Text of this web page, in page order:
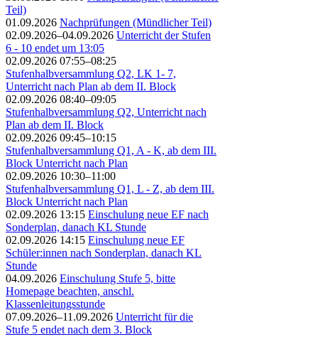
Teil)
01.09.2026 Nachprüfungen (Mündlicher Teil)
02.09.2026–04.09.2026 Unterricht der Stufen
6 - 10 endet um 13:05
02.09.2026 07:55–08:25
Stufenhalbversammlung Q2, LK 1- 7,
Unterricht nach Plan ab dem II. Block
02.09.2026 08:40–09:05
Stufenhalbversammlung Q2, Unterricht nach
Plan ab dem II. Block
02.09.2026 09:45–10:15
Stufenhalbversammlung Q1, A - K, ab dem III.
Block Unterricht nach Plan
02.09.2026 10:30–11:00
Stufenhalbversammlung Q1, L - Z, ab dem III.
Block Unterricht nach Plan
02.09.2026 13:15 Einschulung neue EF nach
Sonderplan, danach KL Stunde
02.09.2026 14:15 Einschulung neue EF
Schüler:innen nach Sonderplan, danach KL
Stunde
04.09.2026 Einschulung Stufe 5, bitte
Homepage beachten, anschl.
Klassenleitungsstunde
07.09.2026–11.09.2026 Unterricht für die
Stufe 5 endet nach dem 3. Block